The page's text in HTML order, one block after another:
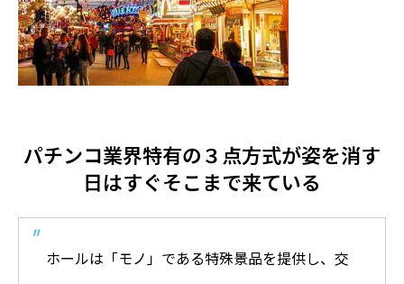
パチンコ業界特有の３点方式が姿を消す
日はすぐそこまで来ている
ホールは「モノ」である特殊景品を提供し、交